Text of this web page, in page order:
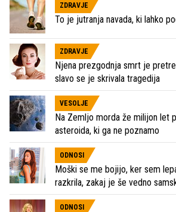
ZDRAVJE
To je jutranja navada, ki lahko
ZDRAVJE
Njena prezgodnja smrt je
slavo se je skrivala tragedija
VESOLJE
Na Zemljo morda že milijon let
asteroida, ki ga ne poznamo
ODNOSI
Moški se me bojijo, ker sem
razkrila, zakaj je še vedno
ODNOSI